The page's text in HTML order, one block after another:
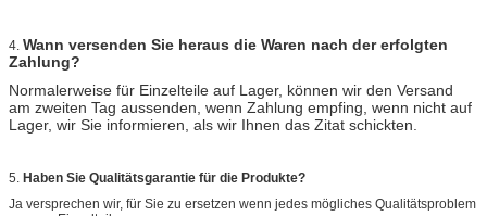
4. Wann versenden Sie heraus die Waren nach der erfolgten
Zahlung?
Normalerweise für Einzelteile auf Lager, können wir den Versand
am zweiten Tag aussenden, wenn Zahlung empfing, wenn nicht auf
Lager, wir Sie informieren, als wir Ihnen das Zitat schickten.
5. Haben Sie Qualitätsgarantie für die Produkte?
Ja versprechen wir, für Sie zu ersetzen wenn jedes mögliches Qualitätsproblem